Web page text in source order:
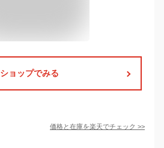
ショップでみる
価格と在庫を楽天でチェック >>